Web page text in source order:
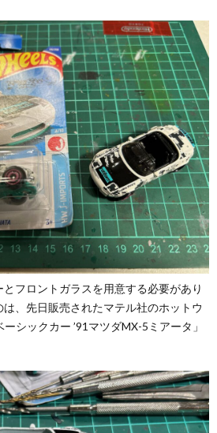
フロントガラスを用意する必要があり
、先日販売されたマテル社のホットウ
シックカー ’91マツダMX-5ミアータ」